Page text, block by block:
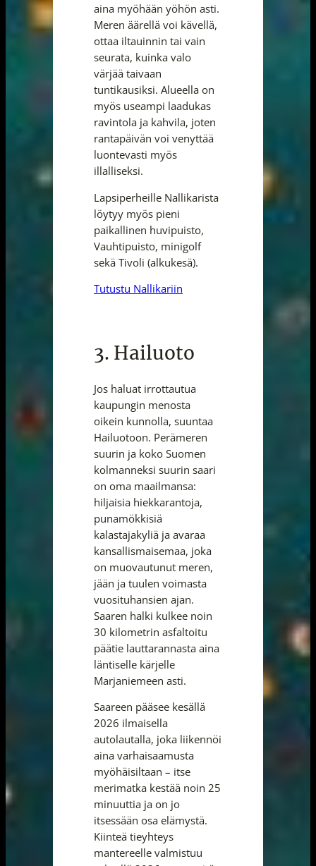
aina myöhään yöhön asti.
Meren äärellä voi kävellä,
ottaa iltauinnin tai vain
seurata, kuinka valo
värjää taivaan
tuntikausiksi. Alueella on
myös useampi laadukas
ravintola ja kahvila, joten
rantapäivän voi venyttää
luontevasti myös
illalliseksi.
Lapsiperheille Nallikarista
löytyy myös pieni
paikallinen huvipuisto,
Vauhtipuisto, minigolf
sekä Tivoli (alkukesä).
Tutustu Nallikariin
3. Hailuoto
Jos haluat irrottautua
kaupungin menosta
oikein kunnolla, suuntaa
Hailuotoon. Perämeren
suurin ja koko Suomen
kolmanneksi suurin saari
on oma maailmansa:
hiljaisia hiekkarantoja,
punamökkisiä
kalastajakyliä ja avaraa
kansallismaisemaa, joka
on muovautunut meren,
jään ja tuulen voimasta
vuosituhansien ajan.
Saaren halki kulkee noin
30 kilometrin asfaltoitu
päätie lauttarannasta aina
läntiselle kärjelle
Marjaniemeen asti.
Saareen pääsee kesällä
2026 ilmaisella
autolautalla, joka liikennöi
aina varhaisaamusta
myöhäisiltaan – itse
merimatka kestää noin 25
minuuttia ja on jo
itsessään osa elämystä.
Kiinteä tieyhteys
mantereelle valmistuu